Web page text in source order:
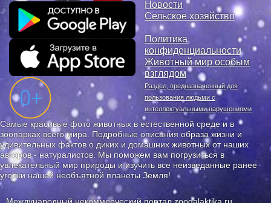
Новости
Сельское хозяйство
Политика
конфиденциальности
Животный мир особым
взглядом
Раздел, предназначенный для
пользования людьми с
интеллектуальными нарушениями
Самые красивые фото животных в естественной среде и в
зоопарках всего мира. Подробные описания образа жизни и
удивительных фактов о диких и домашних животных от наших
авторов - натуралистов. Мы поможем вам погрузиться в
увлекательный мир природы и изучить все неизведанные ранее
уголки нашей необъятной планеты Земля!